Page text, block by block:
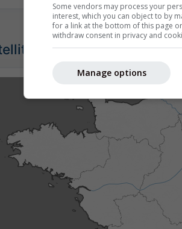
actuelles
Some vendors may process your
interest, which you can object to by
for a link at the bottom of this page
withdraw consent in privacy and
Manage options